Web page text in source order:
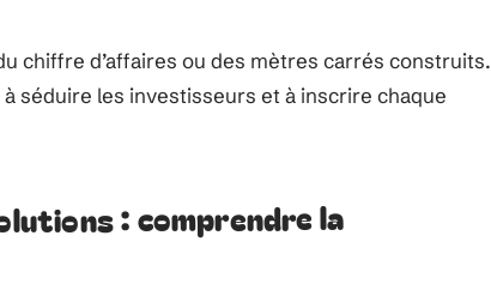
chiffre d’affaires ou des mètres carrés construits.
à séduire les investisseurs et à inscrire chaque
: comprendre la